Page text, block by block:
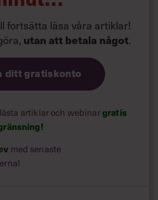
fortsätta läsa våra artiklar!
utan att betala något.
ditt gratiskonto
artiklar och webinargratis
med senaste